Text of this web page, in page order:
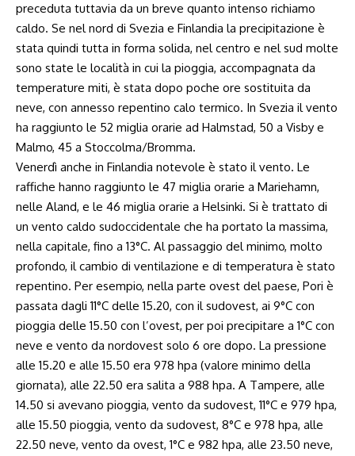
preceduta tuttavia da un breve quanto intenso richiamo
caldo. Se nel nord di Svezia e Finlandia la precipitazione è
stata quindi tutta in forma solida, nel centro e nel sud molte
sono state le località in cui la pioggia, accompagnata da
temperature miti, è stata dopo poche ore sostituita da
neve, con annesso repentino calo termico. In Svezia il vento
ha raggiunto le 52 miglia orarie ad Halmstad, 50 a Visby e
Malmo, 45 a Stoccolma/Bromma.
Venerdì anche in Finlandia notevole è stato il vento. Le
raffiche hanno raggiunto le 47 miglia orarie a Mariehamn,
nelle Aland, e le 46 miglia orarie a Helsinki. Si è trattato di
un vento caldo sudoccidentale che ha portato la massima,
nella capitale, fino a 13°C. Al passaggio del minimo, molto
profondo, il cambio di ventilazione e di temperatura è stato
repentino. Per esempio, nella parte ovest del paese, Pori è
passata dagli 11°C delle 15.20, con il sudovest, ai 9°C con
pioggia delle 15.50 con l’ovest, per poi precipitare a 1°C con
neve e vento da nordovest solo 6 ore dopo. La pressione
alle 15.20 e alle 15.50 era 978 hpa (valore minimo della
giornata), alle 22.50 era salita a 988 hpa. A Tampere, alle
14.50 si avevano pioggia, vento da sudovest, 11°C e 979 hpa,
alle 15.50 pioggia, vento da sudovest, 8°C e 978 hpa, alle
22.50 neve, vento da ovest, 1°C e 982 hpa, alle 23.50 neve,